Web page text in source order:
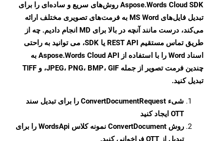
Aspose.Words Cloud SDK روش‌های سریع و ساده‌ای را برای
تبدیل فایل‌های MS Word به فرمت‌های تصویری مختلف ارائه
می‌کند، درست مانند آنچه در بالا برای MD انجام دادیم. چه از
طریق تماس مستقیم REST API یا SDK، می توانید به راحتی
اسناد Word را با استفاده از Aspose.Words Cloud API به
چندین فرمت تصویر از جمله JPEG، PNG، BMP، GIF، و TIFF
تبدیل کنید.
شیء ConvertDocumentRequest را برای تبدیل سند
OTT ایجاد کنید
روش ConvertDocument
نمونه کلاس WordsApi را برای
تبدیل از OTT فراخوانی کنید.